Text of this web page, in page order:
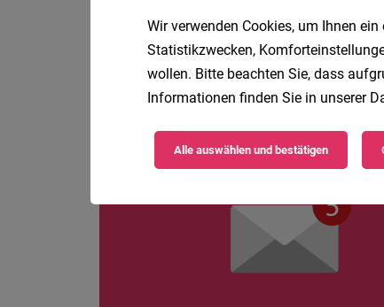
Wir verwenden Cookies, um Ihnen
Statistikzwecken,
wollen. Bitte beachten Sie, dass
Informationen finden Sie in unserer
Alle auswählen und bestätigen